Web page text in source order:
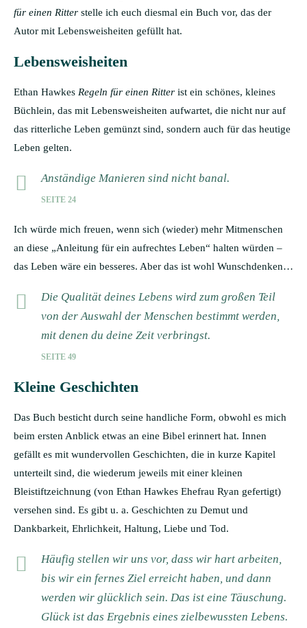
für einen Ritter stelle ich euch diesmal ein Buch vor, das der
Autor mit Lebensweisheiten gefüllt hat.
Lebensweisheiten
Ethan Hawkes Regeln für einen Ritter ist ein schönes, kleines
Büchlein, das mit Lebensweisheiten aufwartet, die nicht nur auf
das ritterliche Leben gemünzt sind, sondern auch für das heutige
Leben gelten.
Anständige Manieren sind nicht banal.
SEITE 24
Ich würde mich freuen, wenn sich (wieder) mehr Mitmenschen
an diese „Anleitung für ein aufrechtes Leben“ halten würden –
das Leben wäre ein besseres. Aber das ist wohl Wunschdenken…
Die Qualität deines Lebens wird zum großen Teil
von der Auswahl der Menschen bestimmt werden,
mit denen du deine Zeit verbringst.
SEITE 49
Kleine Geschichten
Das Buch besticht durch seine handliche Form, obwohl es mich
beim ersten Anblick etwas an eine Bibel erinnert hat. Innen
gefällt es mit wundervollen Geschichten, die in kurze Kapitel
unterteilt sind, die wiederum jeweils mit einer kleinen
Bleistiftzeichnung (von Ethan Hawkes Ehefrau Ryan gefertigt)
versehen sind. Es gibt u. a. Geschichten zu Demut und
Dankbarkeit, Ehrlichkeit, Haltung, Liebe und Tod.
Häufig stellen wir uns vor, dass wir hart arbeiten,
bis wir ein fernes Ziel erreicht haben, und dann
werden wir glücklich sein. Das ist eine Täuschung.
Glück ist das Ergebnis eines zielbewussten Lebens.